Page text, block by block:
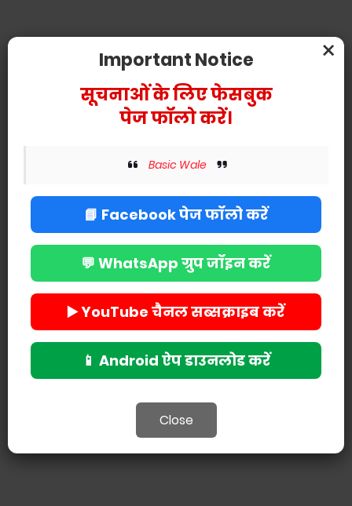
×
Important Notice
सूचनाओं के लिए फेसबुक
पेज फॉलो करें।
Basic Wale
📘 Facebook पेज फॉलो करें
💬 WhatsApp ग्रुप जॉइन करें
▶️ YouTube चैनल सब्सक्राइब करें
📱 Android ऐप डाउनलोड करें
Close